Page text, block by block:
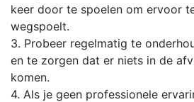
keer door te spoelen om ervoor
wegspoelt.
3. Probeer regelmatig te
en te zorgen dat er niets in de
komen.
4. Als je geen professionele